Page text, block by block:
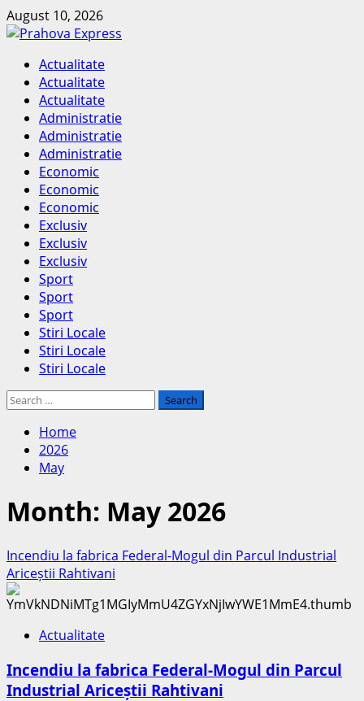
Skip
to
August 10, 2026
Primary
Menu
Actualitate
Actualitate
Actualitate
Administratie
Administratie
Administratie
Economic
Economic
Economic
Exclusiv
Exclusiv
Exclusiv
Sport
Sport
Sport
Stiri Locale
Stiri Locale
Stiri Locale
Search
Home
2026
May
Month: May 2026
Incendiu la fabrica Federal-Mogul din Parcul Industrial
Ariceștii Rahtivani
Actualitate
Incendiu la fabrica Federal-Mogul din Parcul
Industrial Ariceștii Rahtivani